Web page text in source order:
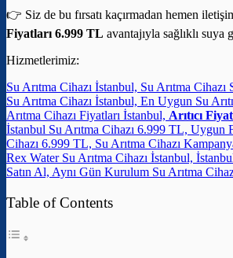
👉 Siz de bu fırsatı kaçırmadan hemen
Fiyatları 6.999 TL avantajıyla sağlıklı suya
Hizmetlerimiz:
Su Arıtma Cihazı İstanbul, Su Arıtma Cihazı
Su Arıtma Cihazı İstanbul, En Uygun Su
Arıtma Cihazı Fiyatları İstanbul, Arıtıcı
İstanbul Su Arıtma Cihazı 6.999 TL, Uygun
Cihazı 6.999 TL, Su Arıtma Cihazı
Rex Water Su Arıtma Cihazı İstanbul,
Satın Al, Aynı Gün Kurulum Su Arıtma
Table of Contents